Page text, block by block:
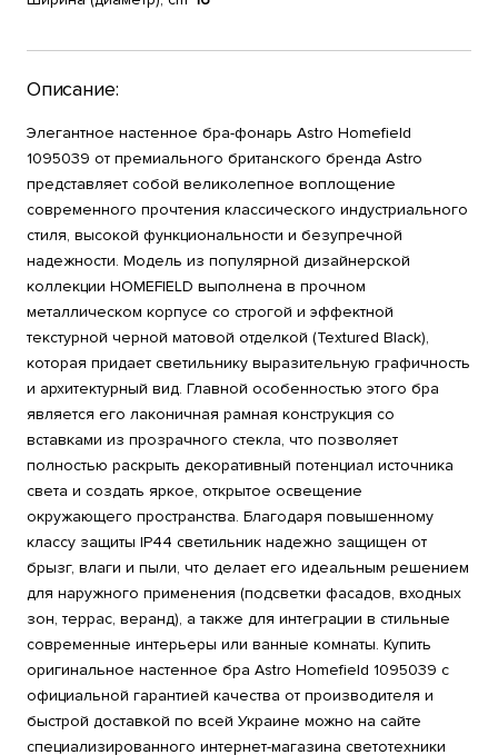
Описание:
Элегантное настенное бра-фонарь Astro Homefield
1095039 от премиального британского бренда Astro
представляет собой великолепное воплощение
современного прочтения классического индустриального
стиля, высокой функциональности и безупречной
надежности. Модель из популярной дизайнерской
коллекции HOMEFIELD выполнена в прочном
металлическом корпусе со строгой и эффектной
текстурной черной матовой отделкой (Textured Black),
которая придает светильнику выразительную графичность
и архитектурный вид. Главной особенностью этого бра
является его лаконичная рамная конструкция со
вставками из прозрачного стекла, что позволяет
полностью раскрыть декоративный потенциал источника
света и создать яркое, открытое освещение
окружающего пространства. Благодаря повышенному
классу защиты IP44 светильник надежно защищен от
брызг, влаги и пыли, что делает его идеальным решением
для наружного применения (подсветки фасадов, входных
зон, террас, веранд), а также для интеграции в стильные
современные интерьеры или ванные комнаты. Купить
оригинальное настенное бра Astro Homefield 1095039 с
официальной гарантией качества от производителя и
быстрой доставкой по всей Украине можно на сайте
специализированного интернет-магазина светотехники